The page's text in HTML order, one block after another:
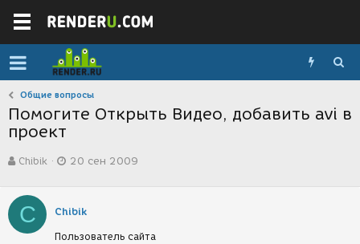
Общие вопросы
Помогите Открыть Видео, добавить avi в
проект
в
о
р
т
е
Chibik
а
с
з
20 сен 2009
C Chibik
Пользователь сайта